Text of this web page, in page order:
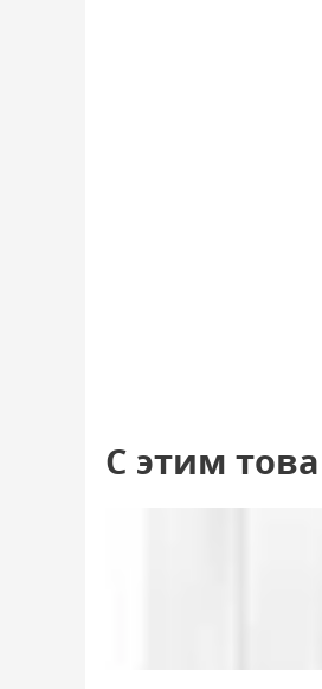
С этим